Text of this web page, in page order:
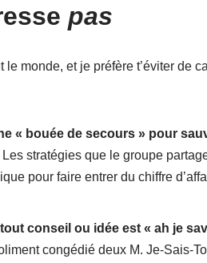
pas
le monde, et je préfère t’éviter de
« bouée de secours » pour
Les stratégies que le groupe
pour faire entrer du chiffre
conseil ou idée est « ah je
congédié deux M. Je-Sais-